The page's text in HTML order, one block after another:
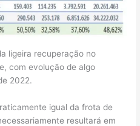
ligeira recuperação no
com evolução de algo
2022.
igual da frota de
resultará em